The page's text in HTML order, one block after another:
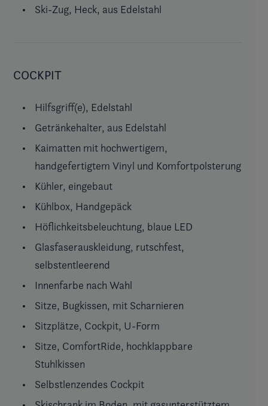
Ski-Zug, Heck, aus Edelstahl
COCKPIT
Hilfsgriff(e), Edelstahl
Getränkehalter, aus Edelstahl
Kaimatten mit hochwertigem,
handgefertigtem Vinyl und Komfortpolsterung
Kühler, eingebaut
Kühlbox, Handgepäck
Höflichkeitsbeleuchtung, blaue LED
Glasfaserauskleidung, rutschfest,
selbstentleerend
Innenfarbe nach Wahl
Sitze, Bugkissen, mit Scharnieren
Sitzplätze, Cockpit, U-Form
Sitze, ComfortRide, hochklappbare
Stuhlkissen
Selbstlenzendes Cockpit